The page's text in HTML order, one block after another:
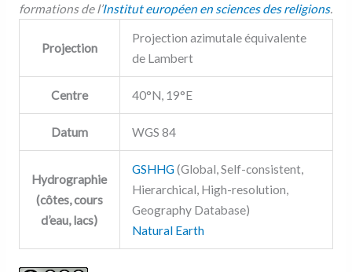
formations de l’Institut européen en sciences des religions.
Projection
Projection azimutale équivalente
de Lambert
Centre 40°N, 19°E
Datum WGS 84
Hydrographie
(côtes, cours
d’eau, lacs)
GSHHG(Global, Self-consistent,
Hierarchical, High-resolution,
Geography Database)
Natural Earth